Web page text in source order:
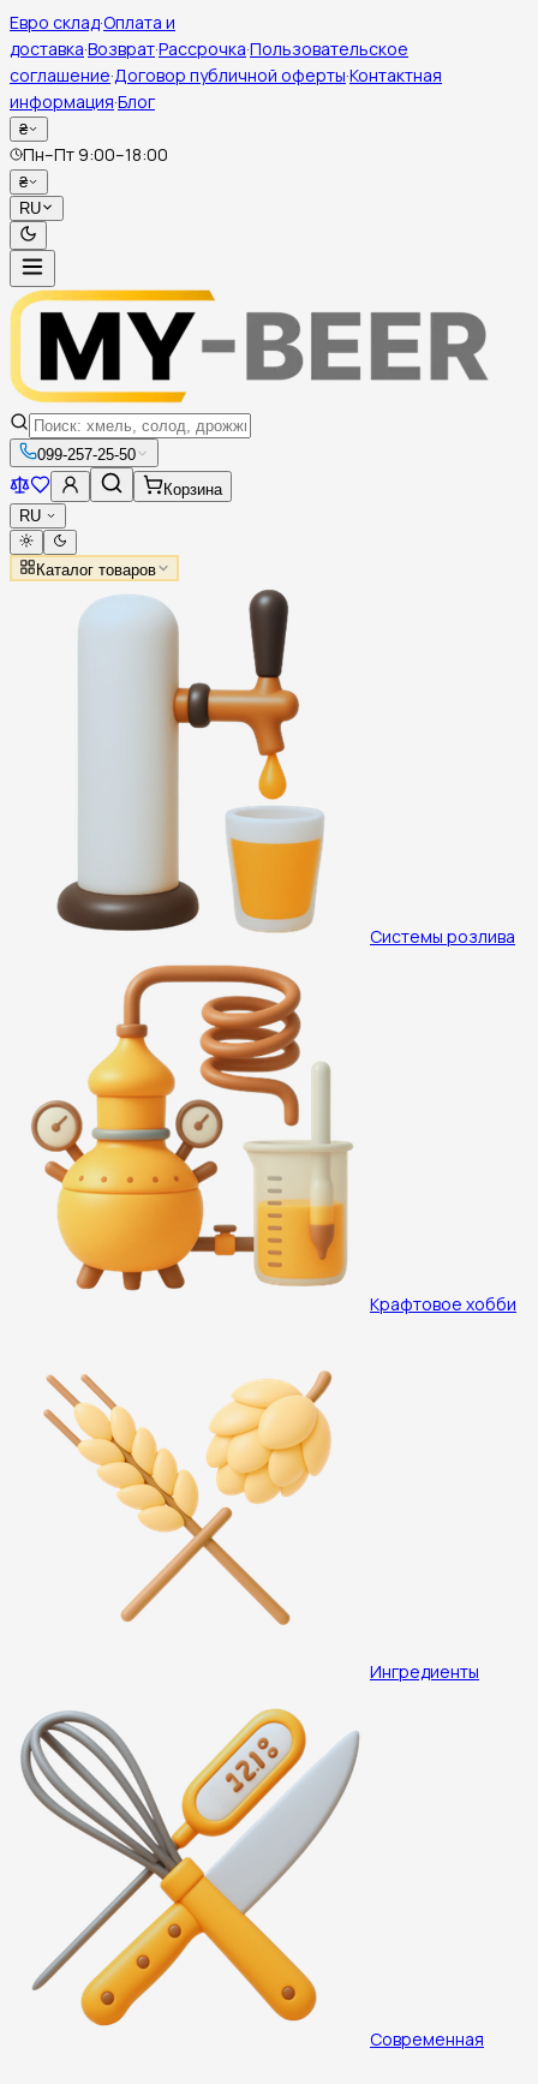
Евро склад·Оплата и
доставка·Возврат·Рассрочка·Пользовательское
соглашение·Договор публичной оферты·Контактная
информация·Блог
₴
Пн–Пт 9:00–18:00
₴
RU
099-257-25-50
Корзина
RU
Каталог товаров
Системы розлива
Крафтовое хобби
Ингредиенты
Современная